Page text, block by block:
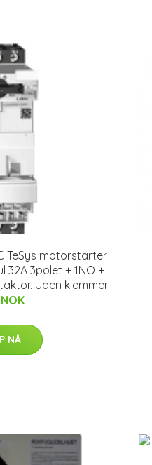
TeSys motorstarter
32A 3polet + 1NO +
Uden klemmer
NÅ